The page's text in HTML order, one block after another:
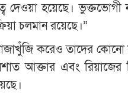
হয়েছে। ভুক্তভোগী
চলমান রয়েছে।”
করেও তাদের কোনো
নিশাত আক্তার এবং